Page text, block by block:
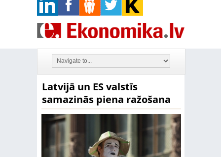
Latvijā un ES valstīs
samazinās piena ražošana